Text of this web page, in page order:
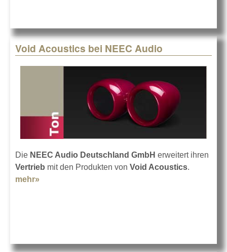
Void Acoustics bei NEEC Audio
Die NEEC Audio Deutschland GmbH erweitert ihren
Vertrieb mit den Produkten von Void Acoustics.
mehr»